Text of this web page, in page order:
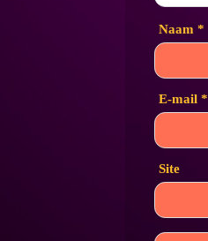
Naam *
E-mail *
Site